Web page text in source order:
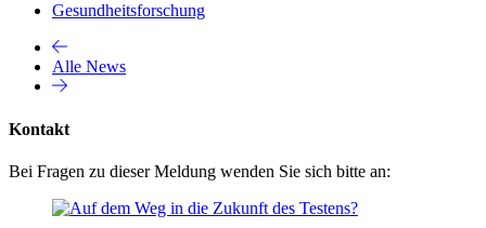
Gesundheitsforschung
Alle News
Kontakt
Bei Fragen zu dieser Meldung wenden Sie sich bitte an: